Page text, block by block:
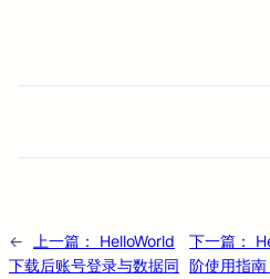
← 上一篇：
HelloWorld
下载后账号登录与数据同
下一篇：
阶使用指